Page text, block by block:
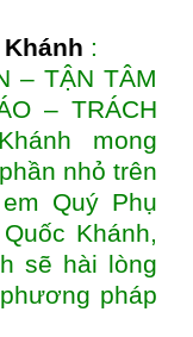
:
– TẬN TÂM
– TRÁCH
mong
nhỏ trên
Quý Phụ
Khánh,
sẽ hài lòng
pháp